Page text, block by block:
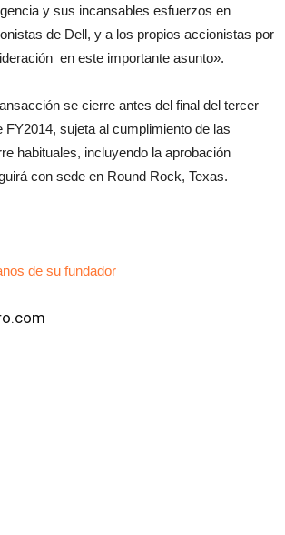
y sus incansables esfuerzos en
de Dell, y a los propios accionistas por
en este importante asunto».
se cierre antes del final del tercer
FY2014, sujeta al cumplimiento de las
habituales, incluyendo la aprobación
con sede en Round Rock, Texas.
de su fundador